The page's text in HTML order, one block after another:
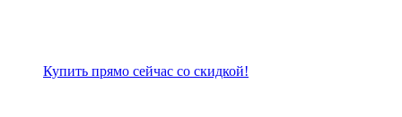
Купить прямо сейчас со скидкой!